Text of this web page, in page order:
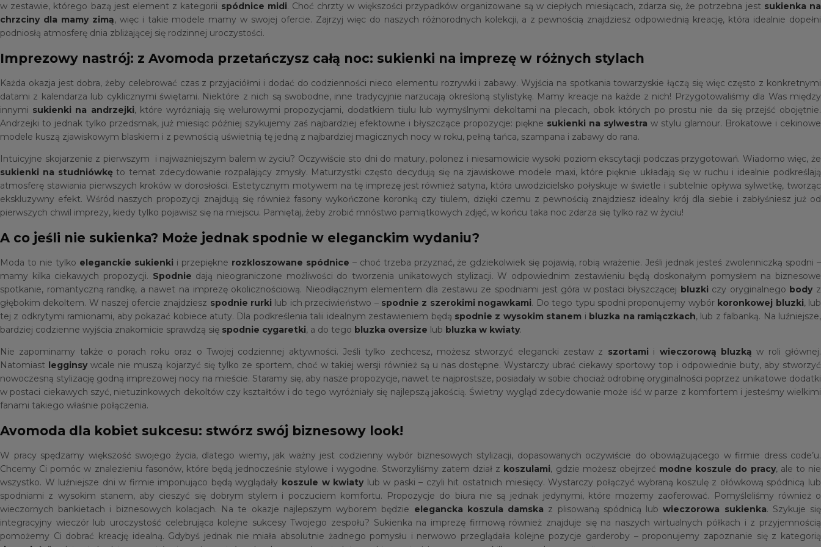
w zestawie, którego bazą jest element z kategorii spódnice midi. Choć chrzty w większości przypadków organizowane są w ciepłych miesiącach, zdarza się, że potrzebna jest sukienka na
chrzciny dla mamy zimą, więc i takie modele mamy w swojej ofercie. Zajrzyj więc do naszych różnorodnych kolekcji, a z pewnością znajdziesz odpowiednią kreację, która idealnie dopełni
podniosłą atmosferę dnia zbliżającej się rodzinnej uroczystości.
Imprezowy nastrój: z Avomoda przetańczysz całą noc: sukienki na imprezę w różnych stylach
Każda okazja jest dobra, żeby celebrować czas z przyjaciółmi i dodać do codzienności nieco elementu rozrywki i zabawy. Wyjścia na spotkania towarzyskie łączą się więc często z konkretnymi
datami z kalendarza lub cyklicznymi świętami. Niektóre z nich są swobodne, inne tradycyjnie narzucają określoną stylistykę. Mamy kreacje na każde z nich! Przygotowaliśmy dla Was między
innymi sukienki na andrzejki, które wyróżniają się welurowymi propozycjami, dodatkiem tiulu lub wymyślnymi dekoltami na plecach, obok których po prostu nie da się przejść obojętnie.
Andrzejki to jednak tylko przedsmak, już miesiąc później szykujemy zaś najbardziej efektowne i błyszczące propozycje: piękne sukienki na sylwestra w stylu glamour. Brokatowe i cekinowe
modele kuszą zjawiskowym blaskiem i z pewnością uświetnią tę jedną z najbardziej magicznych nocy w roku, pełną tańca, szampana i zabawy do rana.
Intuicyjne skojarzenie z pierwszym i najważniejszym balem w życiu? Oczywiście sto dni do matury, polonez i niesamowicie wysoki poziom ekscytacji podczas przygotowań. Wiadomo więc, że
sukienki na studniówkęto temat zdecydowanie rozpalający zmysły. Maturzystki często decydują się na zjawiskowe modele maxi, które pięknie układają się w ruchu i idealnie podkreślają
atmosferę stawiania pierwszych kroków w dorosłości. Estetycznym motywem na tę imprezę jest również satyna, która uwodzicielsko połyskuje w świetle i subtelnie opływa sylwetkę, tworząc
ekskluzywny efekt. Wśród naszych propozycji znajdują się również fasony wykończone koronką czy tiulem, dzięki czemu z pewnością znajdziesz idealny krój dla siebie i zabłyśniesz już od
pierwszych chwil imprezy, kiedy tylko pojawisz się na miejscu. Pamiętaj, żeby zrobić mnóstwo pamiątkowych zdjęć, w końcu taka noc zdarza się tylko raz w życiu!
A co jeśli nie sukienka? Może jednak spodnie w eleganckim wydaniu?
Moda to nie tylko eleganckie sukienki i przepiękne rozkloszowane spódnice – choć trzeba przyznać, że gdziekolwiek się pojawią, robią wrażenie. Jeśli jednak jesteś zwolenniczką spodni –
mamy kilka ciekawych propozycji. Spodnie dają nieograniczone możliwości do tworzenia unikatowych stylizacji. W odpowiednim zestawieniu będą doskonałym pomysłem na biznesowe
spotkanie, romantyczną randkę, a nawet na imprezę okolicznościową. Nieodłącznym elementem dla zestawu ze spodniami jest góra w postaci błyszczącej bluzki czy oryginalnego body z
głębokim dekoltem. W naszej ofercie znajdziesz spodnie rurki lub ich przeciwieństwo – spodnie z szerokimi nogawkami. Do tego typu spodni proponujemy wybór koronkowej bluzki, lub
tej z odkrytymi ramionami, aby pokazać kobiece atuty. Dla podkreślenia talii idealnym zestawieniem będą spodnie z wysokim stanem i bluzka na ramiączkach, lub z falbanką. Na luźniejsze,
bardziej codzienne wyjścia znakomicie sprawdzą się spodnie cygaretki, a do tego bluzka oversize lub bluzka w kwiaty.
Nie zapominamy także o porach roku oraz o Twojej codziennej aktywności. Jeśli tylko zechcesz, możesz stworzyć elegancki zestaw z szortami i wieczorową bluzką w roli głównej.
Natomiast legginsywcale nie muszą kojarzyć się tylko ze sportem, choć w takiej wersji również są u nas dostępne. Wystarczy ubrać ciekawy sportowy top i odpowiednie buty, aby stworzyć
nowoczesną stylizację godną imprezowej nocy na mieście. Staramy się, aby nasze propozycje, nawet te najprostsze, posiadały w sobie chociaż odrobinę oryginalności poprzez unikatowe dodatki
w postaci ciekawych szyć, nietuzinkowych dekoltów czy kształtów i do tego wyróżniały się najlepszą jakością. Świetny wygląd zdecydowanie może iść w parze z komfortem i jesteśmy wielkimi
fanami takiego właśnie połączenia.
Avomoda dla kobiet sukcesu: stwórz swój biznesowy look!
W pracy spędzamy większość swojego życia, dlatego wiemy, jak ważny jest codzienny wybór biznesowych stylizacji, dopasowanych oczywiście do obowiązującego w firmie dress code’u.
Chcemy Ci pomóc w znalezieniu fasonów, które będą jednocześnie stylowe i wygodne. Stworzyliśmy zatem dział z koszulami, gdzie możesz obejrzeć modne koszule do pracy, ale to nie
wszystko. W luźniejsze dni w firmie imponująco będą wyglądały koszule w kwiatylub w paski – czyli hit ostatnich miesięcy. Wystarczy połączyć wybraną koszulę z ołówkową spódnicą lub
spodniami z wysokim stanem, aby cieszyć się dobrym stylem i poczuciem komfortu. Propozycje do biura nie są jednak jedynymi, które możemy zaoferować. Pomyśleliśmy również o
wieczornych bankietach i biznesowych kolacjach. Na te okazje najlepszym wyborem będzie elegancka koszula damska z plisowaną spódnicą lubwieczorowa sukienka. Szykuje się
integracyjny wieczór lub uroczystość celebrująca kolejne sukcesy Twojego zespołu? Sukienka na imprezę firmową również znajduje się na naszych wirtualnych półkach i z przyjemnością
pomożemy Ci dobrać kreację idealną. Gdybyś jednak nie miała absolutnie żadnego pomysłu i nerwowo przeglądała kolejne pozycje garderoby – proponujemy zapoznanie się z kategorią